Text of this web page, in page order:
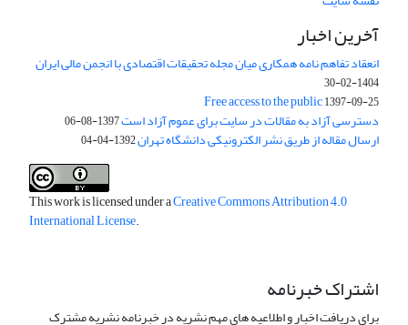
آخرین اخبار
انعقاد تفاهم نامه همکاری میان مجله تحقیقات اقتصادی با انجمن مالی ایران
1404-02-30
Free access to the public1397-09-25
دسترسی آزاد به مقالات در سایت برای عموم آزاد است1397-08-06
ارسال مقاله از طریق نشر الکترونیکی دانشگاه تهران1392-04-04
This work is licensed under aCreative Commons Attribution 4.0
International License.
اشتراک خبرنامه
برای دریافت اخبار و اطلاعیه های مهم نشریه در خبرنامه نشریه مشترک